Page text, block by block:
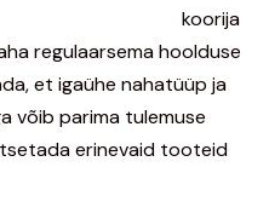
koorija
regulaarsema hoolduse
et igaühe nahatüüp ja
võib parima tulemuse
erinevaid tooteid